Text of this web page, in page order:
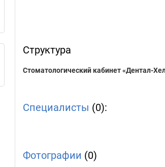
Структура
Стоматологический кабинет «Дентал-
Специалисты (0):
Фотографии (0)